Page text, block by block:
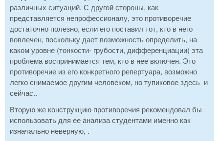
различных ситуаций. С другой стороны, как
представляется непрофессионалу, это противоречие
достаточно полезно, если его поставил тот, кто в него
вовлечен, поскольку дает возможность определить, на
каком уровне (тонкости- грубости, дифференциации) эта
проблема воспринимается тем, кто в нее включен. Это
противоречие из его конкретного репертуара, возможно
легко снимаемое другим человеком, но тупиковое здесь и
сейчас..
Вторую же конструкцию противоречия рекомендовал бы
использовать для ее анализа студентами именно как
изначально неверную, .